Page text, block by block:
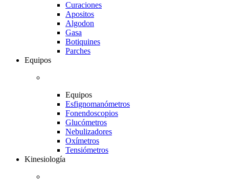
Curaciones
Apositos
Algodon
Gasa
Botiquines
Parches
Equipos
Equipos
Esfignomanómetros
Fonendoscopios
Glucómetros
Nebulizadores
Oxímetros
Tensiómetros
Kinesiología